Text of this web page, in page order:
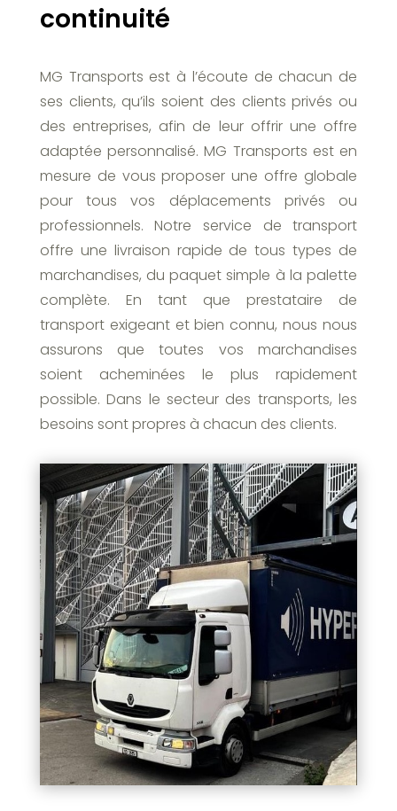
continuité
MG Transports est à l’écoute de chacun de
ses clients, qu’ils soient des clients privés ou
des entreprises, afin de leur offrir une offre
adaptée personnalisé. MG Transports est en
mesure de vous proposer une offre globale
pour tous vos déplacements privés ou
professionnels. Notre service de transport
offre une livraison rapide de tous types de
marchandises, du paquet simple à la palette
complète. En tant que prestataire de
transport exigeant et bien connu, nous nous
assurons que toutes vos marchandises
soient acheminées le plus rapidement
possible. Dans le secteur des transports, les
besoins sont propres à chacun des clients.